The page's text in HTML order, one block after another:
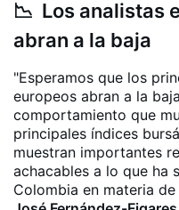
📉 Los analistas
abran a la baja
"Esperamos que los
europeos abran a la
comportamiento que
principales índices
muestran importantes
achacables a lo que ha
Colombia en materia